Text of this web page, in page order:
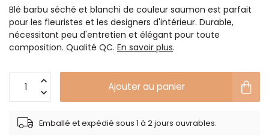
Blé barbu séché et blanchi de couleur saumon est parfait
pour les fleuristes et les designers d'intérieur. Durable,
nécessitant peu d'entretien et élégant pour toute
composition. Qualité QC. En savoir plus.
Ajouter au panier
Emballé et expédié sous 1 à 2 jours ouvrables.